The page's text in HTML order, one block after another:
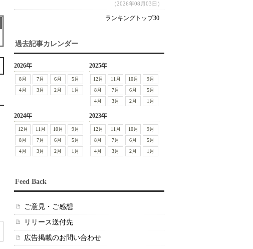
（2026年08月03日）
ランキングトップ30
過去記事カレンダー
2026年
8月 7月 6月
5月
4月
3月 2月 1月
2025年
12月 11月 10月
9月
8月
7月 6月
5月
4月
3月 2月 1月
2024年
12月 11月 10月
9月
8月
7月 6月
5月
4月
3月 2月 1月
2023年
12月 11月 10月
9月
8月
7月 6月
5月
4月
3月 2月 1月
Feed Back
ご意見・ご感想
リリース送付先
広告掲載のお問い合わせ